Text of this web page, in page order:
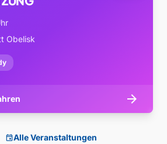
Obelisk
arrow_forward
eventAlle Veranstaltungen